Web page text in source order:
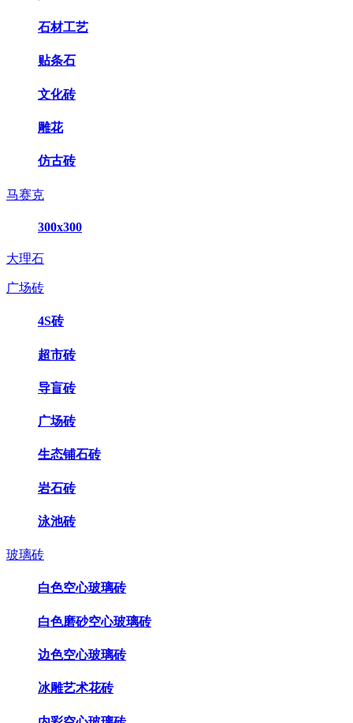
石材工艺
贴条石
文化砖
雕花
仿古砖
马赛克
300x300
大理石
广场砖
4S砖
超市砖
导盲砖
广场砖
生态铺石砖
岩石砖
泳池砖
玻璃砖
白色空心玻璃砖
白色磨砂空心玻璃砖
边色空心玻璃砖
冰雕艺术花砖